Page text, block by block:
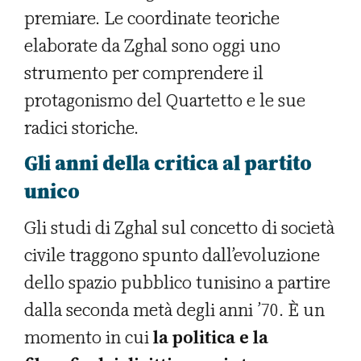
premiare. Le coordinate teoriche
elaborate da Zghal sono oggi uno
strumento per comprendere il
protagonismo del Quartetto e le sue
radici storiche.
Gli anni della critica al partito
unico
Gli studi di Zghal sul concetto di società
civile traggono spunto dall’evoluzione
dello spazio pubblico tunisino a partire
dalla seconda metà degli anni ’70. È un
momento in cuila politica e la